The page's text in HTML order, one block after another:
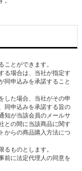
とができます。
る場合は、当社が指定す
同申込みを承諾すること
した場合、当社がその申
同申込みを承諾する旨の
知が当該会員のメールサ
との間に当該商品に関す
からの商品購入方法につ
ものとします。
前に法定代理人の同意を